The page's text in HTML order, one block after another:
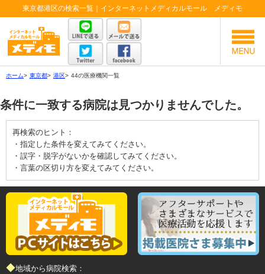
東京都港区の検索一覧｜インターネットメディカルモール メディモ
ホーム> 東京都> 港区> 44の医療機関一覧
条件に一致する病院は見つかりませんでした。
再検索のヒント：
・指定した条件を変えてみてください。
・誤字・脱字がないかを確認してみてください。
・言葉の区切り方を変えてみてください。
◆地域から病院検索：